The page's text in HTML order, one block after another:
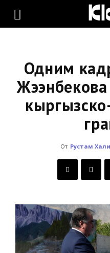
KLOOP.KG
Новости
Одним
От Рустам